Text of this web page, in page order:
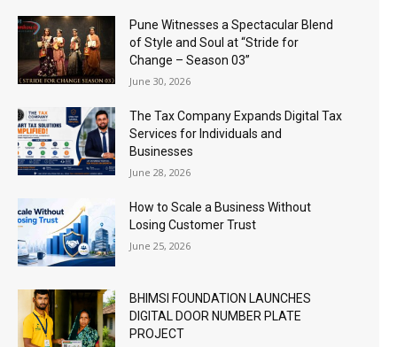
Pune Witnesses a Spectacular Blend
of Style and Soul at “Stride for
Change – Season 03”
June 30, 2026
The Tax Company Expands Digital Tax
Services for Individuals and
Businesses
June 28, 2026
How to Scale a Business Without
Losing Customer Trust
June 25, 2026
BHIMSI FOUNDATION LAUNCHES
DIGITAL DOOR NUMBER PLATE
PROJECT